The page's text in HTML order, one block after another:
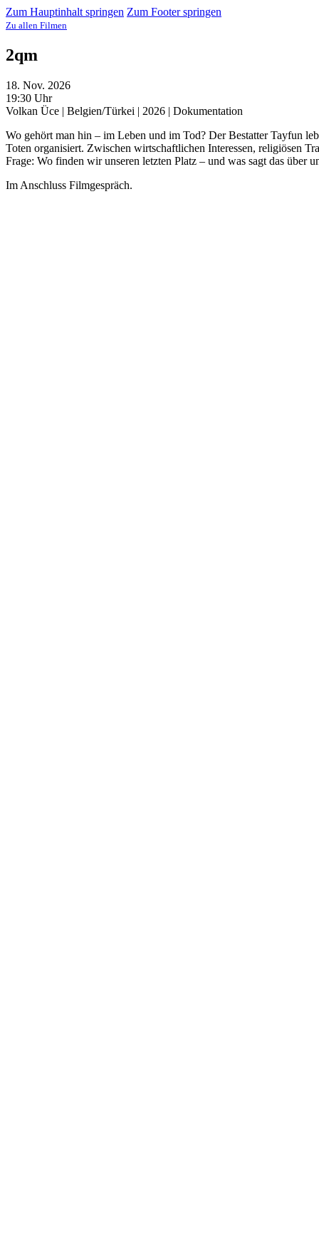
Zum Hauptinhalt springen Zum Footer springen
Zu allen Filmen
2qm
18. Nov. 2026
19:30 Uhr
Volkan Üce | Belgien/Türkei | 2026 | Dokumentation
Wo gehört man hin – im Leben und im Tod? Der Bestatter Tayfun
Toten organisiert. Zwischen wirtschaftlichen Interessen, religiösen
Frage: Wo finden wir unseren letzten Platz – und was sagt das über
Im Anschluss Filmgespräch.